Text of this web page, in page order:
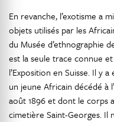
En revanche, l’exotisme a
objets utilisés par les
du Musée d’ethnographie
est la seule trace connue
l’Exposition en Suisse. Il y
un jeune Africain décédé à
août 1896 et dont le corps
cimetière Saint-Georges. Il